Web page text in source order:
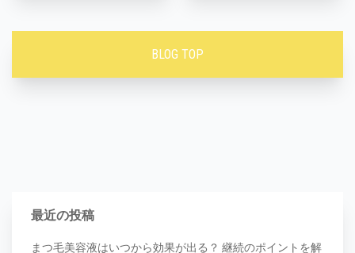
BLOG TOP
最近の投稿
まつ毛美容液はいつから効果が出る？ 継続のポイントを解